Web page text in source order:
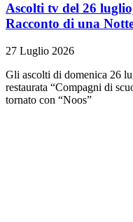
Ascolti tv del 26
Racconto di una
27 Luglio 2026
Gli ascolti di domenica 26
restaurata “Compagni di
tornato con “Noos”